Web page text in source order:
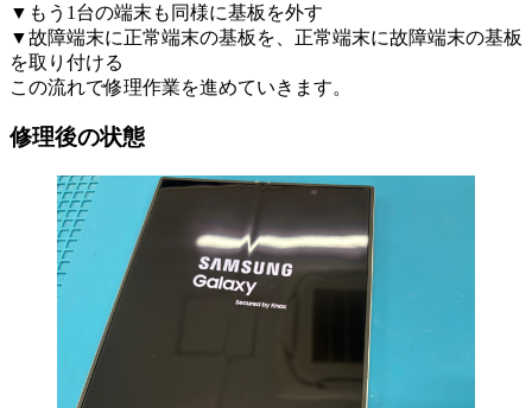
▼もう1台の端末も同様に基板を外す
▼故障端末に正常端末の基板を、正常端末に故障端末の基板
を取り付ける
この流れで修理作業を進めていきます。
修理後の状態